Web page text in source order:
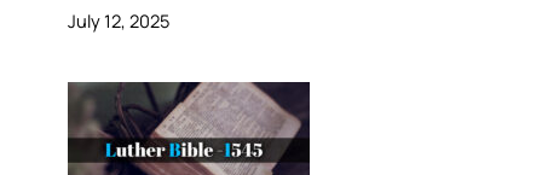
July 12, 2025